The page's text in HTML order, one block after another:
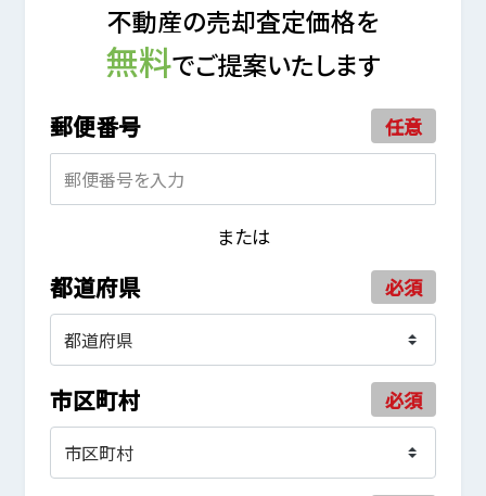
不動産の売却査定価格を
無料でご提案いたします
郵便番号 任意
または
都道府県 必須
市区町村 必須